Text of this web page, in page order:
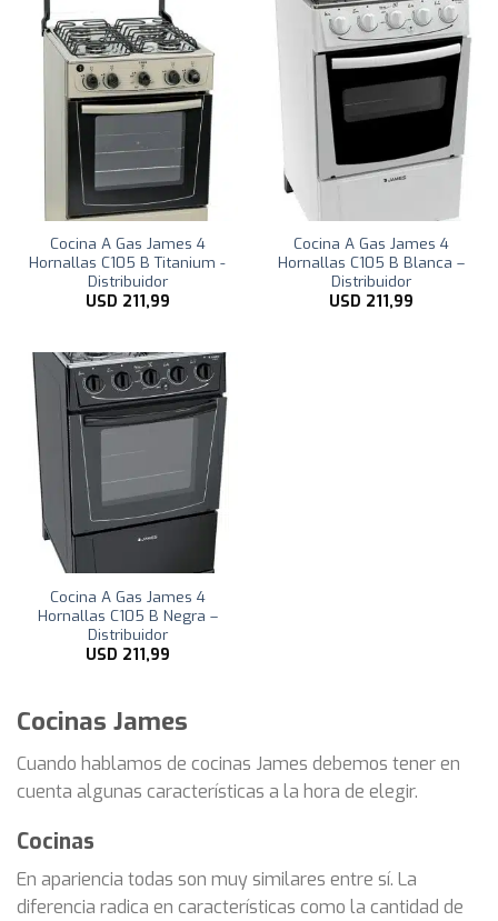
Cocina A Gas James 4
Hornallas C105 B Titanium -
Distribuidor
USD 211,99
Cocina A Gas James 4
Hornallas C105 B Blanca –
Distribuidor
USD 211,99
Cocina A Gas James 4
Hornallas C105 B Negra –
Distribuidor
USD 211,99
Cocinas James
Cuando hablamos de cocinas James debemos tener en
cuenta algunas características a la hora de elegir.
Cocinas
En apariencia todas son muy similares entre sí. La
diferencia radica en características como la cantidad de